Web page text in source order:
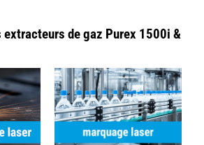
de gaz Purex 1500i &